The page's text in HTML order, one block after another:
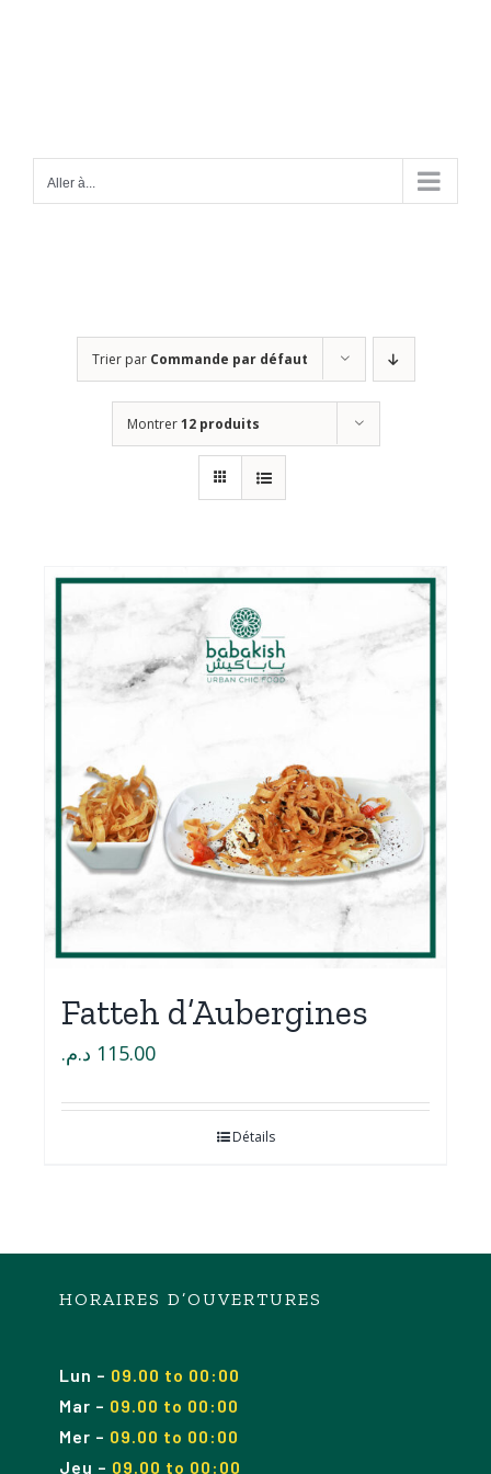
Aller à...
Trier par Commande par défaut
Montrer12 produits
Fatteh d’Aubergines
115.00 د.م.
Détails
HORAIRES D’OUVERTURES
Lun – 09.00 to 00:00
Mar – 09.00 to 00 :00
Mer – 09.00 to 00 :00
Jeu – 09.00 to 00 :00